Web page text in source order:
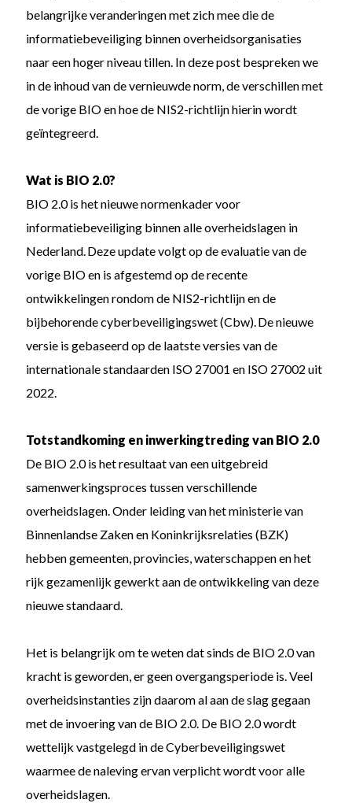
belangrijke veranderingen met zich mee die de
informatiebeveiliging binnen overheidsorganisaties
naar een hoger niveau tillen. In deze post bespreken we
in de inhoud van de vernieuwde norm, de verschillen met
de vorige BIO en hoe de NIS2-richtlijn hierin wordt
geïntegreerd.
Wat is BIO 2.0?
BIO 2.0 is het nieuwe normenkader voor
informatiebeveiliging binnen alle overheidslagen in
Nederland. Deze update volgt op de evaluatie van de
vorige BIO en is afgestemd op de recente
ontwikkelingen rondom de NIS2-richtlijn en de
bijbehorende cyberbeveiligingswet (Cbw). De nieuwe
versie is gebaseerd op de laatste versies van de
internationale standaarden ISO 27001 en ISO 27002 uit
2022.
Totstandkoming en inwerkingtreding van BIO 2.0
De BIO 2.0 is het resultaat van een uitgebreid
samenwerkingsproces tussen verschillende
overheidslagen. Onder leiding van het ministerie van
Binnenlandse Zaken en Koninkrijksrelaties (BZK)
hebben gemeenten, provincies, waterschappen en het
rijk gezamenlijk gewerkt aan de ontwikkeling van deze
nieuwe standaard.
Het is belangrijk om te weten dat sinds de BIO 2.0 van
kracht is geworden, er geen overgangsperiode is. Veel
overheidsinstanties zijn daarom al aan de slag gegaan
met de invoering van de BIO 2.0. De BIO 2.0 wordt
wettelijk vastgelegd in de Cyberbeveiligingswet
waarmee de naleving ervan verplicht wordt voor alle
overheidslagen.